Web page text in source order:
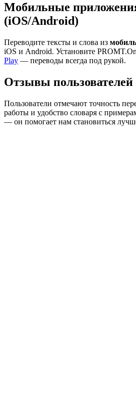
Мобильные
(iOS/Android)
Переводите тексты и слова из
iOS и Android. Установите
Play — переводы всегда под рукой.
Отзывы пользователей
Пользователи отмечают точность
работы и удобство словаря с
— он помогает нам становиться